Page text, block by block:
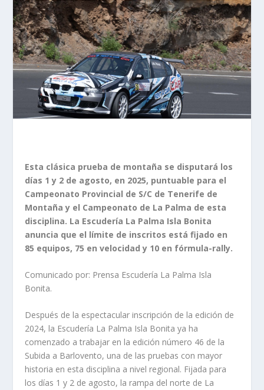
Esta clásica prueba de montaña se disputará los
días 1 y 2 de agosto, en 2025, puntuable para el
Campeonato Provincial de S/C de Tenerife de
Montaña y el Campeonato de La Palma de esta
disciplina. La Escudería La Palma Isla Bonita
anuncia que el límite de inscritos está fijado en
85 equipos, 75 en velocidad y 10 en fórmula-rally.
Comunicado por: Prensa Escudería La Palma Isla
Bonita.
Después de la espectacular inscripción de la edición de
2024, la Escudería La Palma Isla Bonita ya ha
comenzado a trabajar en la edición número 46 de la
Subida a Barlovento, una de las pruebas con mayor
historia en esta disciplina a nivel regional. Fijada para
los días 1 y 2 de agosto, la rampa del norte de La